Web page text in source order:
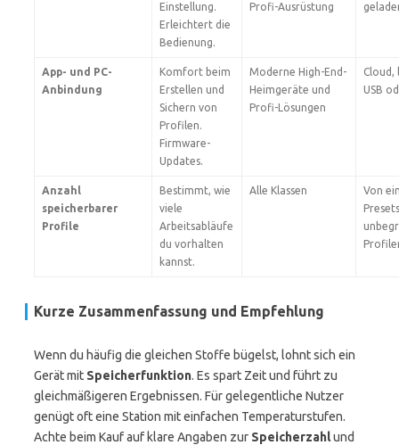
Einstellung.
Erleichtert die
Bedienung.
Profi-Ausrüstung
App- und PC-
Anbindung
Komfort beim
Erstellen und
Sichern von
Profilen.
Firmware-
Updates.
Moderne High-End-
Heimgeräte und
Profi-Lösungen
Cloud,
USB
Anzahl
speicherbarer
Profile
Bestimmt, wie
viele
Arbeitsabläufe
du vorhalten
kannst.
Alle Klassen
Von
Kurze Zusammenfassung und Empfehlung
Wenn du häufig die gleichen Stoffe bügelst, lohnt sich ein
Gerät mit Speicherfunktion. Es spart Zeit und führt zu
gleichmäßigeren Ergebnissen. Für gelegentliche Nutzer
genügt oft eine Station mit einfachen Temperaturstufen.
Achte beim Kauf auf klare Angaben zur Speicherzahlund